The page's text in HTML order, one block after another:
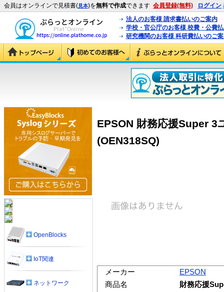
会員はオンラインで見積書(見本)を無料で作成できます 会員登録(無料) ログイン
法人のお客様 請求書払いのご案内
学校・官公庁のお客様 校費・公費
研究機関のお客様 科研費払いのご
EPSON 財務応援Super 3
(OEN318SQ)
メーカー
EPSON
商品名
財務応援
OpenBlocks
IoT関連
ネットワーク